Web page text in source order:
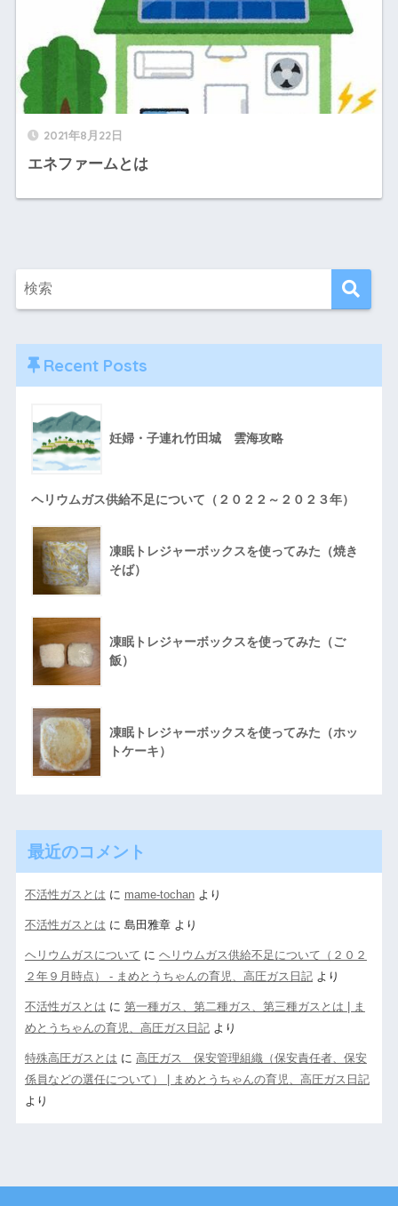
2021年8月22日
エネファームとは
Recent Posts
妊婦・子連れ竹田城 雲海攻略
ヘリウムガス供給不足について（２０２２～２０２３年）
凍眠トレジャーボックスを使ってみた（焼き
そば）
凍眠トレジャーボックスを使ってみた（ご
飯）
凍眠トレジャーボックスを使ってみた（ホッ
トケーキ）
最近のコメント
不活性ガスとは に mame-tochanより
不活性ガスとは に 島田雅章より
ヘリウムガスについて に ヘリウムガス供給不足について（２０２
２年９月時点） - まめとうちゃんの育児、高圧ガス日記より
不活性ガスとは に 第一種ガス、第二種ガス、第三種ガスとは | ま
めとうちゃんの育児、高圧ガス日記より
特殊高圧ガスとは に 高圧ガス 保安管理組織（保安責任者、保安
係員などの選任について） | まめとうちゃんの育児、高圧ガス日記
より